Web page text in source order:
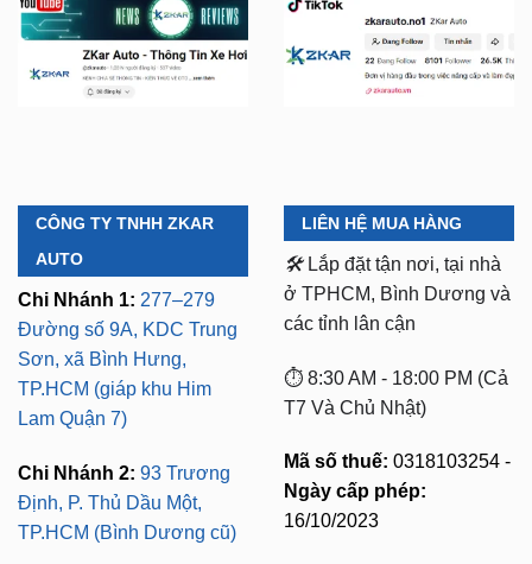
CÔNG TY TNHH ZKAR
AUTO
Chi Nhánh 1: 277–279
Đường số 9A, KDC Trung
Sơn, xã Bình Hưng,
TP.HCM (giáp khu Him
Lam Quận 7)
Chi Nhánh 2: 93 Trương
Định, P. Thủ Dầu Một,
TP.HCM (Bình Dương cũ)
LIÊN HỆ MUA HÀNG
🛠️ Lắp đặt tận nơi, tại nhà
ở TPHCM, Bình Dương và
các tỉnh lân cận
⏱️ 8:30 AM - 18:00 PM (Cả
T7 Và Chủ Nhật)
Mã số thuế: 0318103254 -
Ngày cấp phép:
16/10/2023